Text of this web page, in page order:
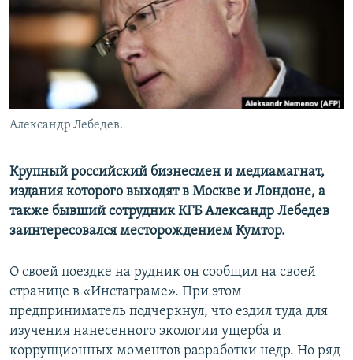
Александр Лебедев.
Крупный российский бизнесмен и медиамагнат,
издания которого выходят в Москве и Лондоне, а
также бывший сотрудник КГБ Александр Лебедев
заинтересовался месторождением Кумтор.
О своей поездке на рудник он сообщил на своей
странице в «Инстаграме». При этом
предприниматель подчеркнул, что ездил туда для
изучения нанесенного экологии ущерба и
коррупционных моментов разработки недр. Но ряд